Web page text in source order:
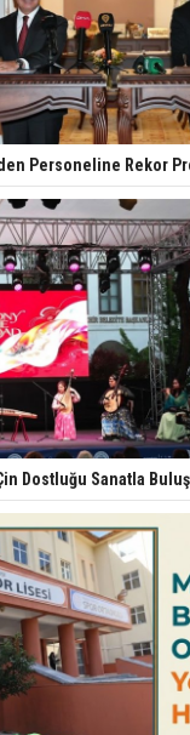
Personeline Rekor
Dostluğu Sanatla